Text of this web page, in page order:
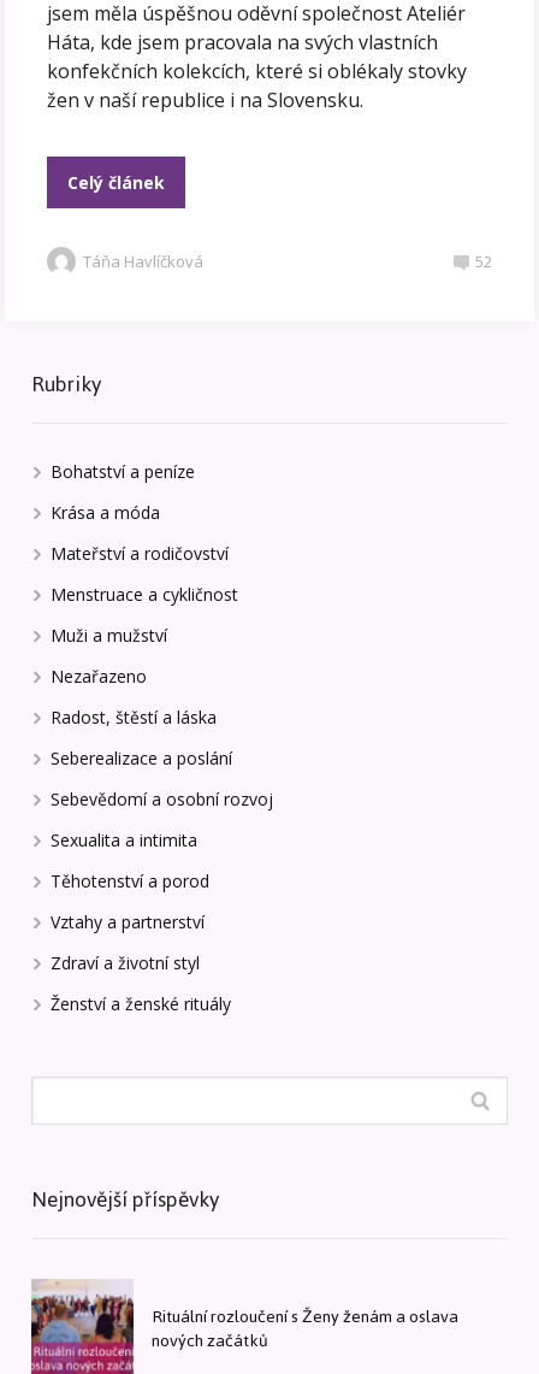
jsem měla úspěšnou oděvní společnost Ateliér
Háta, kde jsem pracovala na svých vlastních
konfekčních kolekcích, které si oblékaly stovky
žen v naší republice i na Slovensku.
Celý článek
Táňa Havlíčková 52
Rubriky
Bohatství a peníze
Krása a móda
Mateřství a rodičovství
Menstruace a cykličnost
Muži a mužství
Nezařazeno
Radost, štěstí a láska
Seberealizace a poslání
Sebevědomí a osobní rozvoj
Sexualita a intimita
Těhotenství a porod
Vztahy a partnerství
Zdraví a životní styl
Ženství a ženské rituály
Nejnovější příspěvky
Rituální rozloučení s Ženy ženám a oslava
nových začátků